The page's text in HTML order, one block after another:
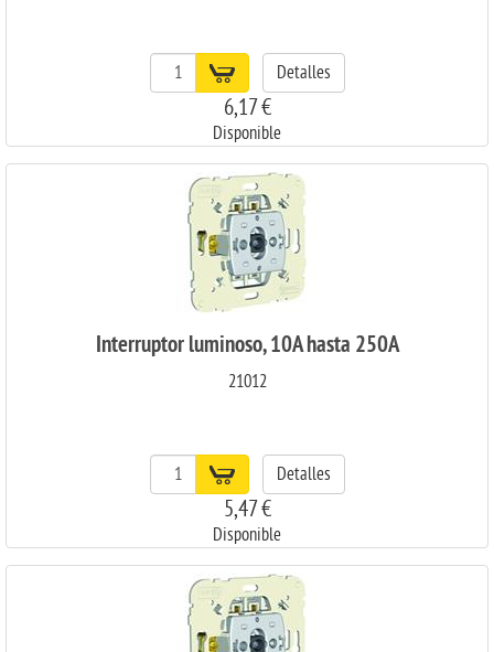
Detalles
6,17 €
Disponible
Interruptor luminoso, 10A hasta 250A
21012
Detalles
5,47 €
Disponible